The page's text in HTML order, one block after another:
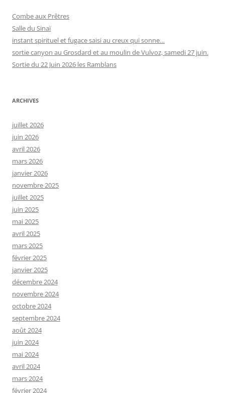
Combe aux Prêtres
Salle du Sinaï
instant spirituel et fugace saisi au creux qui sonne…
sortie canyon au Grosdard et au moulin de Vulvoz, samedi 27 juin.
Sortie du 22 Juin 2026 les Ramblans
ARCHIVES
juillet 2026
juin 2026
avril 2026
mars 2026
janvier 2026
novembre 2025
juillet 2025
juin 2025
mai 2025
avril 2025
mars 2025
février 2025
janvier 2025
décembre 2024
novembre 2024
octobre 2024
septembre 2024
août 2024
juin 2024
mai 2024
avril 2024
mars 2024
février 2024